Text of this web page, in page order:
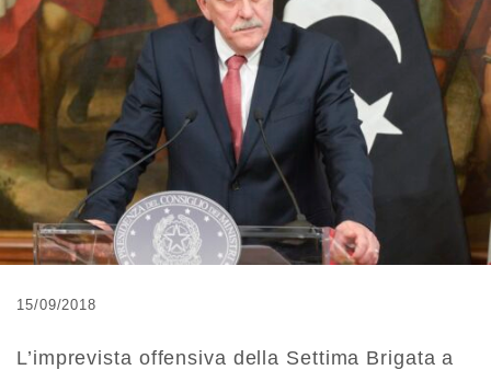
15/09/2018
L’imprevista offensiva della Settima Brigata a